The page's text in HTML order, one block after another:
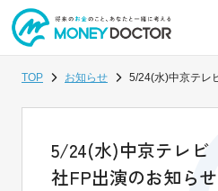
TOP お知らせ 5/24(水)中京テレ
5/24(水)中京テレビ
社FP出演のお知らせ